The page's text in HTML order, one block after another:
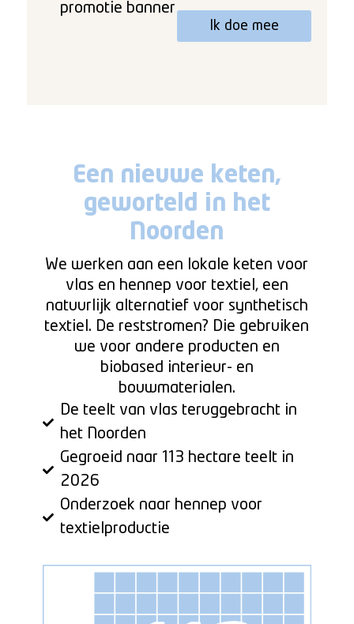
promotie banner
Ik doe mee
Een nieuwe keten,
geworteld in het
Noorden
We werken aan een lokale keten voor
vlas en hennep voor textiel, een
natuurlijk alternatief voor synthetisch
textiel. De reststromen? Die gebruiken
we voor andere producten en
biobased interieur- en
bouwmaterialen.
De teelt van vlas teruggebracht in
het Noorden
Gegroeid naar 113 hectare teelt in
2026
Onderzoek naar hennep voor
textielproductie